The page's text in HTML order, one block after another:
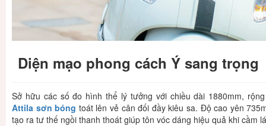
Diện mạo phong cách Ý sang trọng
Sở hữu các số đo hình thể lý tưởng với chiều dài 1880mm,
Attila sơn bóng toát lên vẻ cân đối đầy kiêu sa. Độ cao yên
tạo ra tư thế ngồi thanh thoát giúp tôn vóc dáng hiệu quả khi cầm